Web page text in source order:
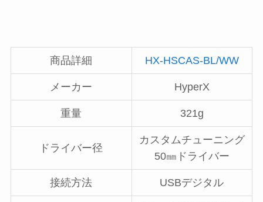
商品詳細 HX-HSCAS-BL/WW
メーカー HyperX
重量 321g
ドライバー径
カスタムチューニング
50㎜ドライバー
接続方法 USBデジタル